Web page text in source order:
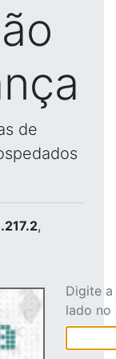
de
,
Digite
lado no